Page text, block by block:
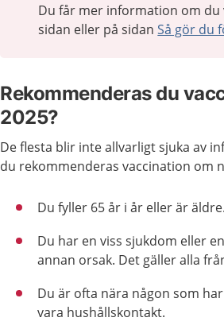
Du får mer information om
sidan eller på sidanSå gör du
Rekommenderas du
2025?
De flesta blir inte allvarligt sjuka av
du rekommenderas vaccination om
Du fyller 65 år i år eller är äldre.
Du har en viss sjukdom eller
annan orsak. Det gäller alla
Du är ofta nära någon som
vara hushållskontakt.